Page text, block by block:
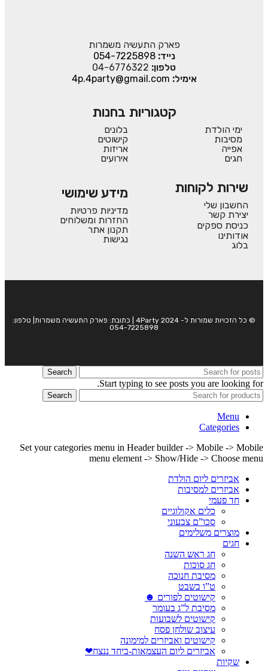
פארק התעשיה משמרות
נייד:054-7225898
טלפון: 04-6776322
אימיל: 4p.4party@gmail.com
קטגוריות בחנות
ימי הולדת
מסיבות
אפייה
חגים
בלונים
קישוטים
אריזות
אירועים
שירות לקוחות
החשבון שלי
יצירת קשר
כניסת ספקים
אודותינו
בלוג
מידע שימושי
מדיניות פרטיות
החזרות ומשלוחים
תקנון אתר
נגישות
© כל הזכויות שמורות ל- 4Party 2024 | כתובת: פארק התעשיה משמרות| טלפון:
054-7225898
Search
Start typing to see posts you are looking for.
Search
Menu
Categories
Set your categories menu in Header builder -> Mobile -> Mobile
menu element -> Show/Hide -> Choose menu
אביזרים ליום הולדת
אביזרים למסיבות
חד פעמי
כלים אקולוגיים
סכו”ם צבעוני
מוצרים משלימים
חגים
חג ראש השנה
חג סוכות
מסיבת חנוכה
ט”ו בשבט
קישוטים לפורים ☻
מסיבת ל”ג בעומר
קישוטים לשבועות
עיצוב שולחן פסח
קישוטים ואביזרים למימונה
אביזרים ליום העצמאות-ביחד ננצח❤
שקיות